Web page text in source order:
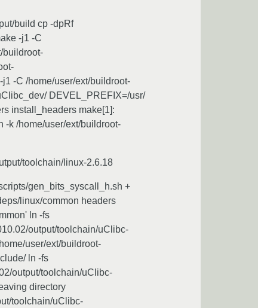
build cp -dpRf
-j1 -C
-C /home/user/ext/buildroot-
DEVEL_PREFIX=/usr/
install_headers make[1]:
-k /home/user/ext/buildroot-
toolchain/linux-2.6.18
gen_bits_syscall_h.sh +
linux/common headers
ln -fs
output/toolchain/uClibc-
user/ext/buildroot-
ln -fs
output/toolchain/uClibc-
directory
toolchain/uClibc-